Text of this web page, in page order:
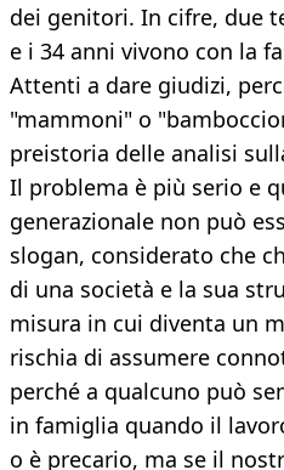
dei genitori. In cifre, due
e i 34 anni vivono con la
Attenti a dare giudizi,
"mammoni" o
preistoria delle analisi
Il problema è più serio e
generazionale non può
slogan, considerato che
di una società e la sua
misura in cui diventa un
rischia di assumere
perché a qualcuno può
in famiglia quando il
o è precario, ma se il